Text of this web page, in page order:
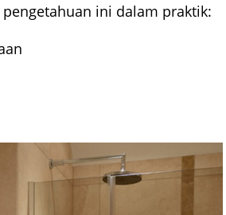
ini dalam praktik: